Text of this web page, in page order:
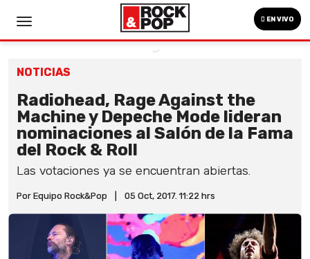
EN VIVO
NOTICIAS
Radiohead, Rage Against the
Machine y Depeche Mode lideran
nominaciones al Salón de la Fama
del Rock & Roll
Las votaciones ya se encuentran abiertas.
Por Equipo Rock&Pop 05 Oct, 2017. 11:22 hrs